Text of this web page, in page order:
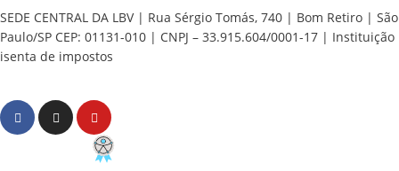
SEDE CENTRAL DA LBV | Rua Sérgio Tomás, 740 | Bom Retiro | São
Paulo/SP CEP: 01131-010 | CNPJ – 33.915.604/0001-17 | Instituição
isenta de impostos
F
a
c
n
s
Y
o
u
t
u